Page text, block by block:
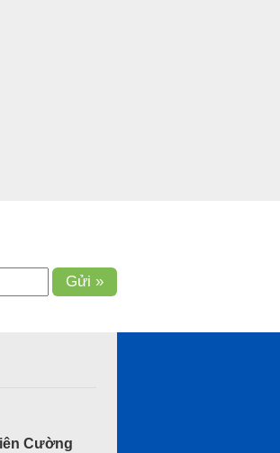
Cường